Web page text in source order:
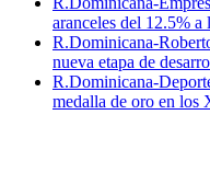
aranceles del 12.5% a
R.Dominicana-
nueva etapa de
R.Dominicana-
medalla de oro en los